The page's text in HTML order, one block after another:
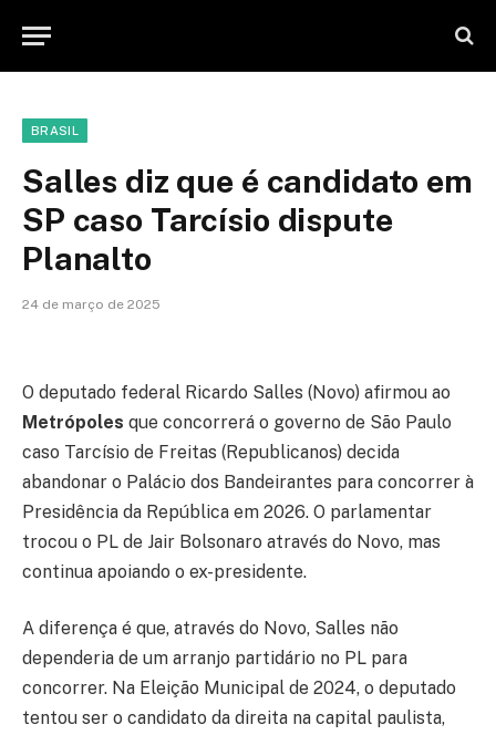
BRASIL
Salles diz que é candidato em
SP caso Tarcísio dispute
Planalto
24 de março de 2025
O deputado federal Ricardo Salles (Novo) afirmou ao
Metrópoles que concorrerá o governo de São Paulo
caso Tarcísio de Freitas (Republicanos) decida
abandonar o Palácio dos Bandeirantes para concorrer à
Presidência da República em 2026. O parlamentar
trocou o PL de Jair Bolsonaro através do Novo, mas
continua apoiando o ex-presidente.
A diferença é que, através do Novo, Salles não
dependeria de um arranjo partidário no PL para
concorrer. Na Eleição Municipal de 2024, o deputado
tentou ser o candidato da direita na capital paulista,